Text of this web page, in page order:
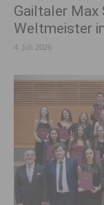
Gailtaler Max
Weltmeister
4. Juli 2026